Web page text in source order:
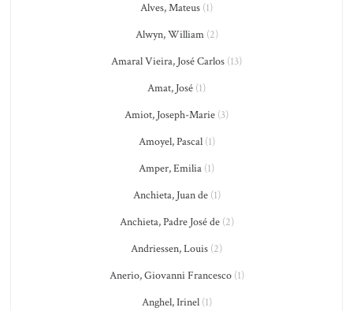
Alves, Mateus (1)
Alwyn, William(2)
Amaral Vieira, José Carlos (13)
Amat, José (1)
Amiot, Joseph-Marie (3)
Amoyel, Pascal(1)
Amper, Emilia (1)
Anchieta, Juan de(1)
Anchieta, Padre José de(2)
Andriessen, Louis (2)
Anerio, Giovanni Francesco(1)
Anghel, Irinel(1)